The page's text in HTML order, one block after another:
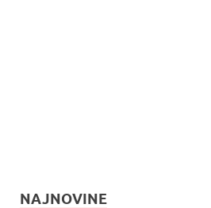
NAJNOVINE